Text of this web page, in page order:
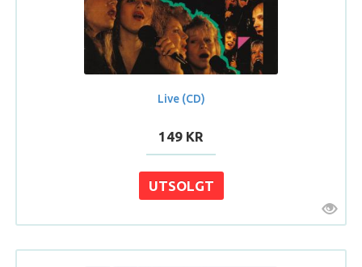
Live (CD)
149 KR